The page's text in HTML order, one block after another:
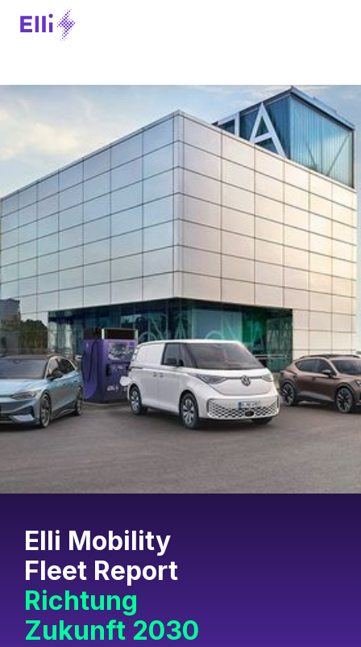
Elli Mobility
Fleet Report
Richtung
Zukunft 2030